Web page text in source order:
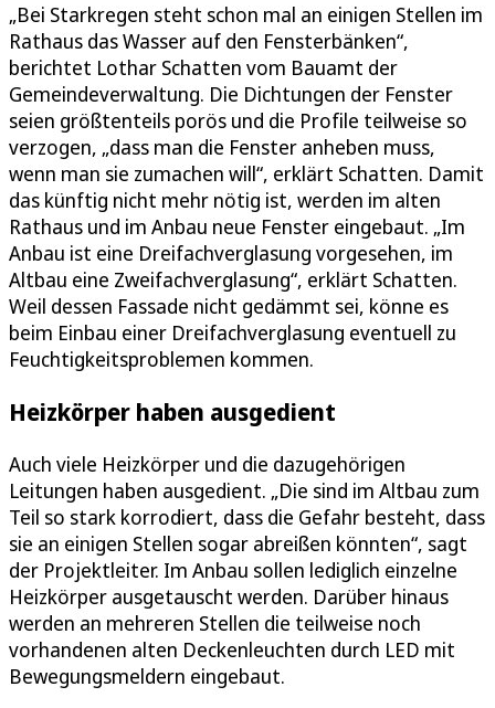
„Bei Starkregen steht schon mal an einigen Stellen im
Rathaus das Wasser auf den Fensterbänken“,
berichtet Lothar Schatten vom Bauamt der
Gemeindeverwaltung. Die Dichtungen der Fenster
seien größtenteils porös und die Profile teilweise so
verzogen, „dass man die Fenster anheben muss,
wenn man sie zumachen will“, erklärt Schatten. Damit
das künftig nicht mehr nötig ist, werden im alten
Rathaus und im Anbau neue Fenster eingebaut. „Im
Anbau ist eine Dreifachverglasung vorgesehen, im
Altbau eine Zweifachverglasung“, erklärt Schatten.
Weil dessen Fassade nicht gedämmt sei, könne es
beim Einbau einer Dreifachverglasung eventuell zu
Feuchtigkeitsproblemen kommen.
Heizkörper haben ausgedient
Auch viele Heizkörper und die dazugehörigen
Leitungen haben ausgedient. „Die sind im Altbau zum
Teil so stark korrodiert, dass die Gefahr besteht, dass
sie an einigen Stellen sogar abreißen könnten“, sagt
der Projektleiter. Im Anbau sollen lediglich einzelne
Heizkörper ausgetauscht werden. Darüber hinaus
werden an mehreren Stellen die teilweise noch
vorhandenen alten Deckenleuchten durch LED mit
Bewegungsmeldern eingebaut.